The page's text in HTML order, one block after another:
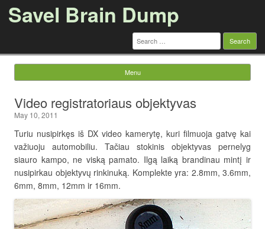
Savel Brain Dump
Search
for:
Menu
Video registratoriaus objektyvas
May 10, 2011
Turiu nusipirkęs iš DX video kamerytę, kuri filmuoja gatvę kai
važiuoju automobiliu. Tačiau stokinis objektyvas pernelyg
siauro kampo, ne viską pamato. Ilgą laiką brandinau mintį ir
nusipirkau objektyvų rinkinuką. Komplekte yra: 2.8mm, 3.6mm,
6mm, 8mm, 12mm ir 16mm.